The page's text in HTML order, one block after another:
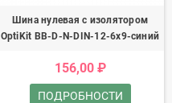
Шина нулевая с изолятором
OptiKit BB-D-N-DIN-12-6х9-синий
156,00 ₽
ПОДРОБНОСТИ